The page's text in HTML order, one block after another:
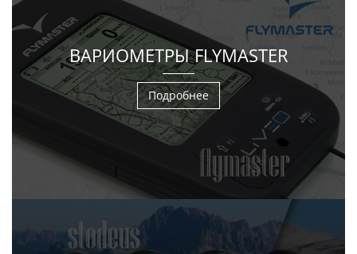
ВАРИОМЕТРЫ FLYMASTER
Подробнее